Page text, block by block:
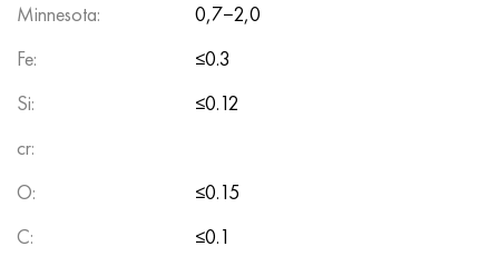
Minnesota:
0,7−2,0
Fe:
≤0.3
Si:
≤0.12
cr:
O:
≤0.15
C:
≤0.1